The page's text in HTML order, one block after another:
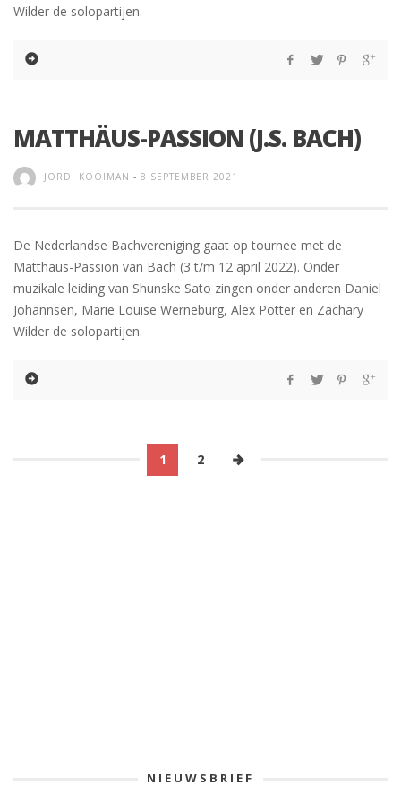
Wilder de solopartijen.
MATTHÄUS-PASSION (J.S. BACH)
JORDI KOOIMAN - 8 SEPTEMBER 2021
De Nederlandse Bachvereniging gaat op tournee met de
Matthäus-Passion van Bach (3 t/m 12 april 2022). Onder
muzikale leiding van Shunske Sato zingen onder anderen Daniel
Johannsen, Marie Louise Werneburg, Alex Potter en Zachary
Wilder de solopartijen.
1 2
NIEUWSBRIEF